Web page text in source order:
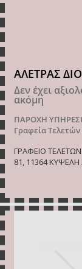
ΑΛΕΤΡΑΣ
Δεν έχει
ακόμη
ΠΑΡΟΧΗ
Γραφεία Τελετών
ΓΡΑΦΕΙΟ
81, 11364